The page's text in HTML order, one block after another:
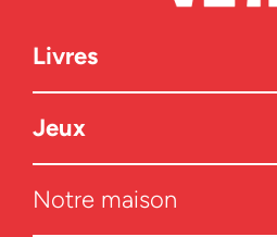
Livres
Jeux
Notre maison